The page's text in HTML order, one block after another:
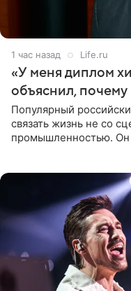
1 час назад Life.ru
«У меня диплом
объяснил, почему
Популярный
связать жизнь не со
промышленностью. Он